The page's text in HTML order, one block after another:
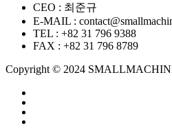
CEO : 최준규
E-MAIL :
TEL : +82 31 796 9388
FAX : +82 31 796 8789
Copyright © 2024